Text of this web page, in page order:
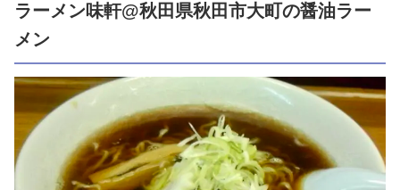
ラーメン味軒@秋田県秋田市大町の醤油ラー
メン